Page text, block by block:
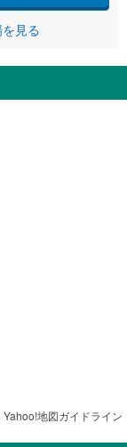
見る
Yahoo!地図ガイドライン